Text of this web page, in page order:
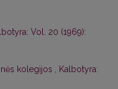
Vol. 20 (1969):
kolegijos
Kalbotyra: